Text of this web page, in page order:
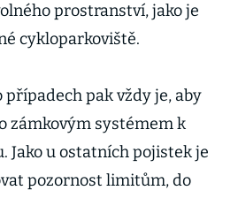
prostranství, jako je
cykloparkoviště.
pak vždy je, aby
zámkovým systémem k
Jako u ostatních pojistek je
pozornost limitům, do